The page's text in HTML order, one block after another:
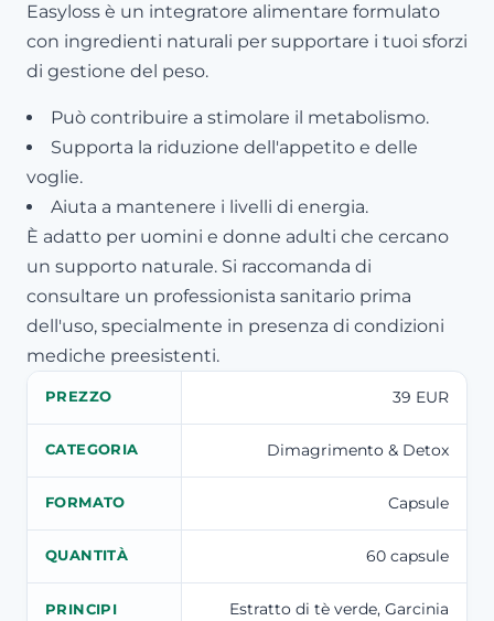
Easyloss è un integratore alimentare formulato
con ingredienti naturali per supportare i tuoi sforzi
di gestione del peso.
Può contribuire a stimolare il metabolismo.
Supporta la riduzione dell'appetito e delle
voglie.
Aiuta a mantenere i livelli di energia.
È adatto per uomini e donne adulti che cercano
un supporto naturale. Si raccomanda di
consultare un professionista sanitario prima
dell'uso, specialmente in presenza di condizioni
mediche preesistenti.
PREZZO 39 EUR
CATEGORIA Dimagrimento & Detox
FORMATO Capsule
QUANTITÀ 60 capsule
PRINCIPI
Estratto di tè verde, Garcinia